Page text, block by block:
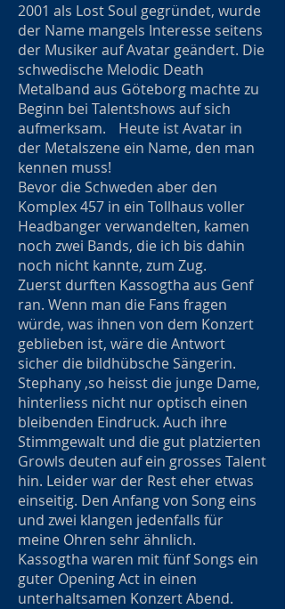
2001 als Lost Soul gegründet, wurde
der Name mangels Interesse seitens
der Musiker auf Avatar geändert. Die
schwedische Melodic Death
Metalband aus Göteborg machte zu
Beginn bei Talentshows auf sich
aufmerksam. Heute ist Avatar in
der Metalszene ein Name, den man
kennen muss!
Bevor die Schweden aber den
Komplex 457 in ein Tollhaus voller
Headbanger verwandelten, kamen
noch zwei Bands, die ich bis dahin
noch nicht kannte, zum Zug.
Zuerst durften Kassogtha aus Genf
ran. Wenn man die Fans fragen
würde, was ihnen von dem Konzert
geblieben ist, wäre die Antwort
sicher die bildhübsche Sängerin.
Stephany ,so heisst die junge Dame,
hinterliess nicht nur optisch einen
bleibenden Eindruck. Auch ihre
Stimmgewalt und die gut platzierten
Growls deuten auf ein grosses Talent
hin. Leider war der Rest eher etwas
einseitig. Den Anfang von Song eins
und zwei klangen jedenfalls für
meine Ohren sehr ähnlich.
Kassogtha waren mit fünf Songs ein
guter Opening Act in einen
unterhaltsamen Konzert Abend.